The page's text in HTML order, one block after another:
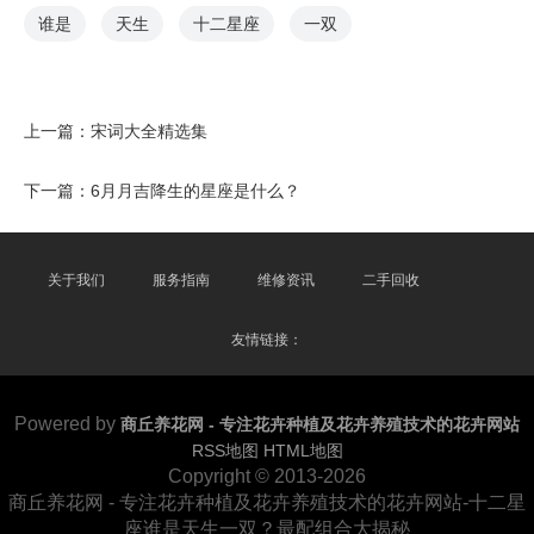
谁是 天生 十二星座 一双
上一篇： 宋词大全精选集
下一篇： 6月月吉降生的星座是什么？
关于我们 服务指南 维修资讯 二手回收
友情链接：
Powered by 商丘养花网 - 专注花卉种植及花卉养殖技术的花卉网站
RSS地图 HTML地图
Copyright © 2013-2026
商丘养花网 - 专注花卉种植及花卉养殖技术的花卉网站-十二星
座谁是天生一双？最配组合大揭秘